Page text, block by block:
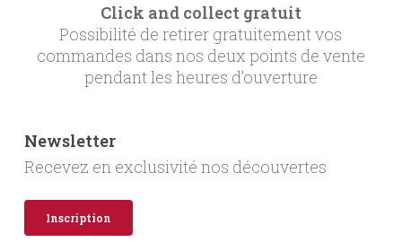
Click and collect gratuit
Possibilité de retirer gratuitement vos
commandes dans nos deux points de vente
pendant les heures d’ouverture
Newsletter
Recevez en exclusivité nos découvertes
Inscription